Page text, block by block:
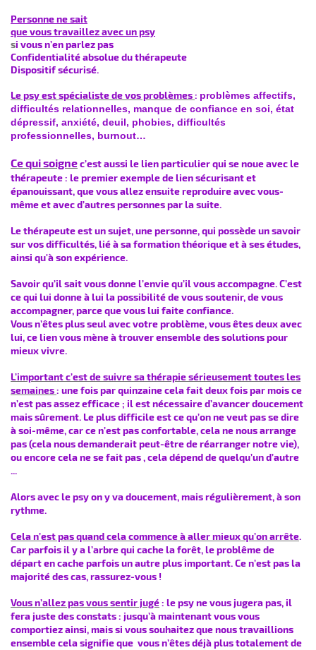
Personne ne sait
que vous travaillez avec un psy
si vous n’en parlez pas
Confidentialité absolue du thérapeute
Dispositif sécurisé.
Le psy est spécialiste de vos problèmes: problèmes affectifs,
difficultés relationnelles, manque de confiance en soi, état
dépressif, anxiété, deuil, phobies, difficultés
professionnelles, burnout…
Ce qui soignec’est aussi le lien particulier qui se noue avec le
thérapeute : le premier exemple de lien sécurisant et
épanouissant, que vous allez ensuite reproduire avec vous-
même et avec d’autres personnes par la suite.
Le thérapeute est un sujet, une personne, qui possède un savoir
sur vos difficultés, lié à sa formation théorique et à ses études,
ainsi qu'à son expérience.
Savoir qu’il sait vous donne l’envie qu’il vous accompagne. C’est
ce qui lui donne à lui la possibilité de vous soutenir, de vous
accompagner, parce que vous lui faite confiance.
Vous n’êtes plus seul avec votre problème, vous êtes deux avec
lui, ce lien vous mène à trouver ensemble des solutions pour
mieux vivre.
L’important c’est de suivre sa thérapie sérieusement toutes les
semaines: une fois par quinzaine cela fait deux fois par mois ce
n’est pas assez efficace ; il est nécessaire d’avancer doucement
mais sûrement. Le plus difficile est ce qu’on ne veut pas se dire
à soi-même, car ce n’est pas confortable, cela ne nous arrange
pas (cela nous demanderait peut-être de réarranger notre vie),
ou encore cela ne se fait pas , cela dépend de quelqu’un d’autre
...
Alors avec le psy on y va doucement, mais régulièrement, à son
rythme.
Cela n’est pas quand cela commence à aller mieux qu’on arrête.
Car parfois il y a l’arbre qui cache la forêt, le problême de
départ en cache parfois un autre plus important. Ce n’est pas la
majorité des cas, rassurez-vous !
Vous n’allez pas vous sentir jugé: le psy ne vous jugera pas, il
fera juste des constats : jusqu’à maintenant vous vous
comportiez ainsi, mais si vous souhaitez que nous travaillions
ensemble cela signifie que vous n’êtes déjà plus totalement de